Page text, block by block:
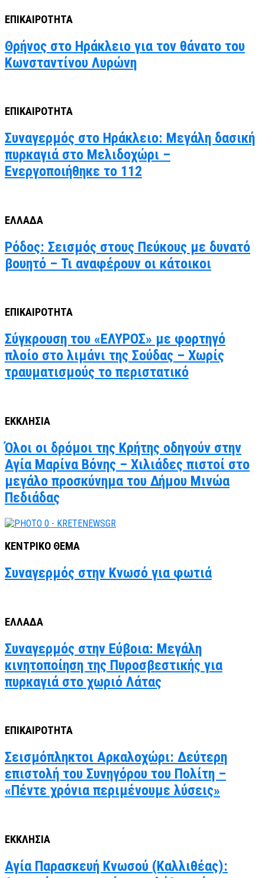
ΕΠΙΚΑΙΡΟΤΗΤΑ
Θρήνος στο Ηράκλειο για τον θάνατο του
Κωνσταντίνου Λυρώνη
ΕΠΙΚΑΙΡΟΤΗΤΑ
Συναγερμός στο Ηράκλειο: Μεγάλη δασική
πυρκαγιά στο Μελιδοχώρι –
Ενεργοποιήθηκε το 112
ΕΛΛΑΔΑ
Ρόδος: Σεισμός στους Πεύκους με δυνατό
βουητό – Τι αναφέρουν οι κάτοικοι
ΕΠΙΚΑΙΡΟΤΗΤΑ
Σύγκρουση του «ΕΛΥΡΟΣ» με φορτηγό
πλοίο στο λιμάνι της Σούδας – Χωρίς
τραυματισμούς το περιστατικό
ΕΚΚΛΗΣΙΑ
Όλοι οι δρόμοι της Κρήτης οδηγούν στην
Αγία Μαρίνα Βόνης – Χιλιάδες πιστοί στο
μεγάλο προσκύνημα του Δήμου Μινώα
Πεδιάδας
ΚΕΝΤΡΙΚΟ ΘΕΜΑ
Συναγερμός στην Κνωσό για φωτιά
ΕΛΛΑΔΑ
Συναγερμός στην Εύβοια: Μεγάλη
κινητοποίηση της Πυροσβεστικής για
πυρκαγιά στο χωριό Λάτας
ΕΠΙΚΑΙΡΟΤΗΤΑ
Σεισμόπληκτοι Αρκαλοχώρι: Δεύτερη
επιστολή του Συνηγόρου του Πολίτη –
«Πέντε χρόνια περιμένουμε λύσεις»
ΕΚΚΛΗΣΙΑ
Αγία Παρασκευή Κνωσού (Καλλιθέας):